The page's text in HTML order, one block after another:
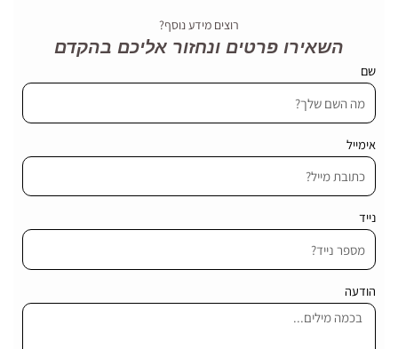
רוצים מידע נוסף?
השאירו פרטים ונחזור אליכם בהקדם
שם
אימייל
נייד
הודעה